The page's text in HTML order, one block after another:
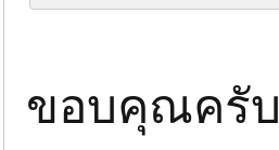
ขอบคุณครับ